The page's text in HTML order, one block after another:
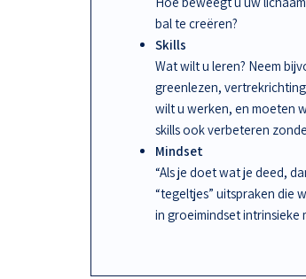
bal te creëren?
Skills
Wat wilt u leren? Neem
greenlezen,
wilt u werken, en moeten
skills ook verbeteren
Mindset
“Als je doet wat je deed,
“tegeltjes” uitspraken die
in groeimindset intrinsieke